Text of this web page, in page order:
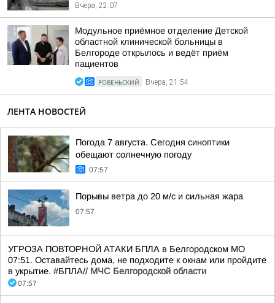
Вчера, 22:07
Модульное приёмное отделение Детской
областной клинической больницы в
Белгороде открылось и ведёт приём
пациентов
РОВЕНЬСКИЙ Вчера, 21:54
ЛЕНТА НОВОСТЕЙ
Погода 7 августа. Сегодня синоптики
обещают солнечную погоду
07:57
Порывы ветра до 20 м/с и сильная жара
07:57
УГРОЗА ПОВТОРНОЙ АТАКИ БПЛА в Белгородском МО
07:51. Оставайтесь дома, не подходите к окнам или пройдите
в укрытие. #БПЛА// МЧС Белгородской области
07:57